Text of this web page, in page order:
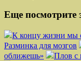
Еще посмотрите
К концу жизни мы
Разминка для мозгов
оближешь»
Плов с